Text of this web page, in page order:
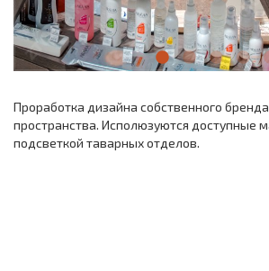
Проработка дизайна собственного
пространства. Исполюзуются доступные
подсветкой таварных отделов.